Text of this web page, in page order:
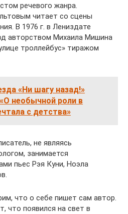
речевого жанра.
читает со сцены
В 1976 г. в Лениздате
авторством Михаила Мишина
троллейбус» тиражом
«Ни шагу назад!»
необычной роли в
с детства»
не являясь
занимается
пьес Рэя Куни, Ноэла
что о себе пишет сам автор.
что появился на свет в